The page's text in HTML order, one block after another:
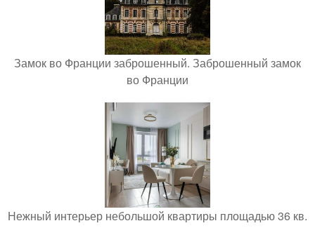
Замок во Франции заброшенный. Заброшенный замок
во Франции
Нежный интерьер небольшой квартиры площадью 36 кв.